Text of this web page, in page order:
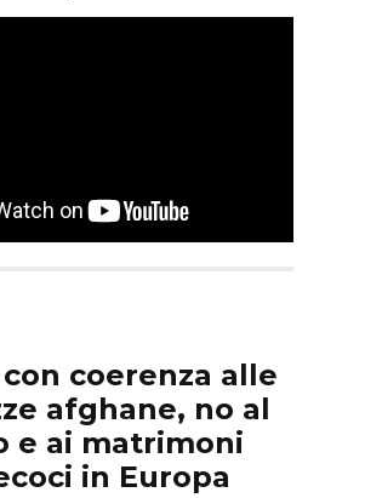
coerenza alle
afghane, no al
e ai matrimoni
in Europa